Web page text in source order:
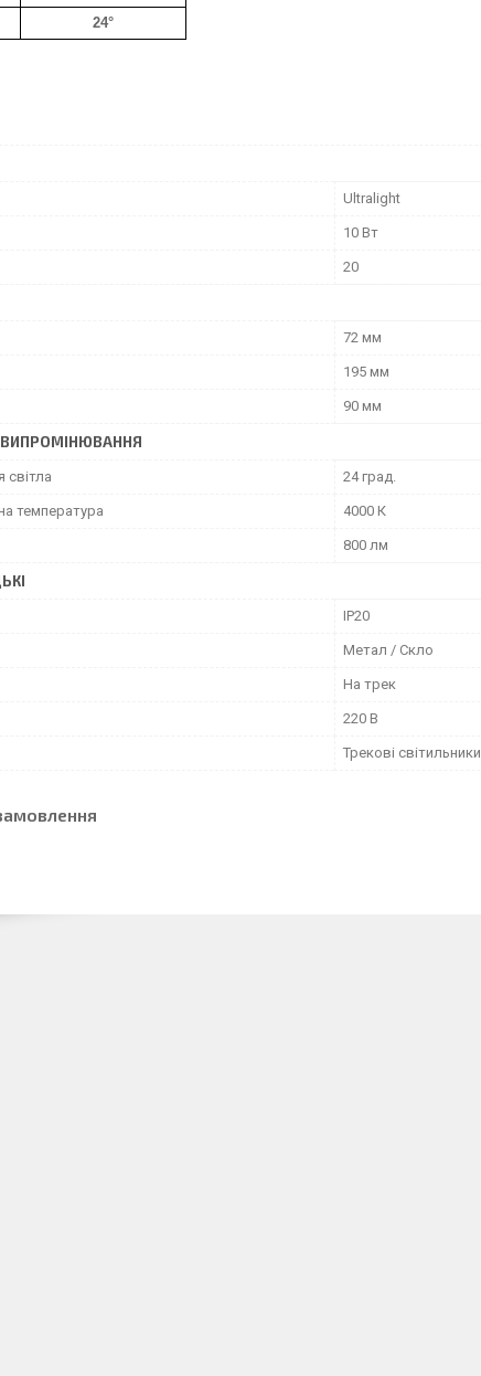
24°
Ultralight
10 Вт
20
72 мм
195 мм
90 мм
світла 24 град.
температура 4000 К
800 лм
IP20
Метал / Скло
На трек
220 В
Трекові світильники